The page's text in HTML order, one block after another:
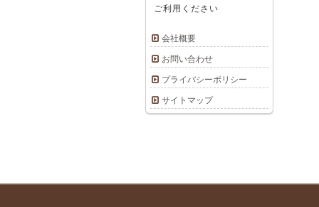
ご利用ください
会社概要
お問い合わせ
プライバシーポリシー
サイトマップ